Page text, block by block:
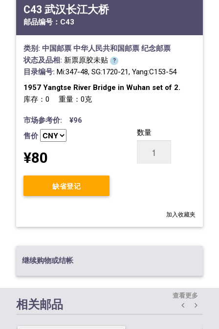
C43 武汉长江大桥
邮品编号： C43
类别: 中国邮票 中华人民共和国邮票 纪念邮票
状态及品相: 新票原胶未贴 ?
目录编号: Mi:347-48, SG:1720-21, Yang:C153-54
1957 Yangtse River Bridge in Wuhan set of 2.
库存：0 重量：0克
市场参考价: ¥96
售价
¥80
数量
缺省登记
加入收藏夹
继续购物或结帐
相关邮品
查看更多